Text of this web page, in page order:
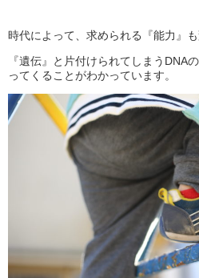
時代によって、求められる『能力』も
『遺伝』と片付けられてしまうDNA
ってくることがわかっています。